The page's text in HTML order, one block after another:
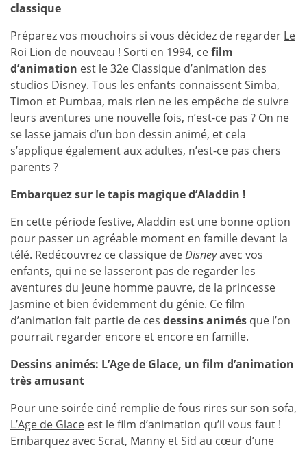
classique
Préparez vos mouchoirs si vous décidez de regarder Le
Roi Lion de nouveau ! Sorti en 1994, cefilm
d’animation est le 32e Classique d’animation des
studios Disney. Tous les enfants connaissentSimba,
Timon et Pumbaa, mais rien ne les empêche de suivre
leurs aventures une nouvelle fois, n’est-ce pas ? On ne
se lasse jamais d’un bon dessin animé, et cela
s’applique également aux adultes, n’est-ce pas chers
parents ?
Embarquez sur le tapis magique d’Aladdin !
En cette période festive, Aladdin est une bonne option
pour passer un agréable moment en famille devant la
télé. Redécouvrez ce classique deDisneyavec vos
enfants, qui ne se lasseront pas de regarder les
aventures du jeune homme pauvre, de la princesse
Jasmine et bien évidemment du génie. Ce film
d’animation fait partie de ces dessins animés que l’on
pourrait regarder encore et encore en famille.
Dessins animés: L’Age de Glace, un film d’animation
très amusant
Pour une soirée ciné remplie de fous rires sur son sofa,
L’Age de Glace est le film d’animation qu’il vous faut !
Embarquez avec Scrat, Manny et Sid au cœur d’une